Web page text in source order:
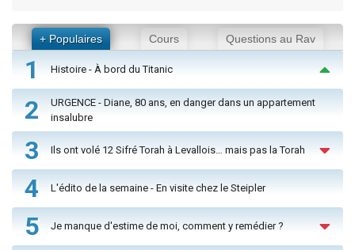
+ Populaires Cours Questions au Rav
1 Histoire - À bord du Titanic
2
URGENCE - Diane, 80 ans, en danger dans un appartement
insalubre
3 Ils ont volé 12 Sifré Torah à Levallois… mais pas la Torah
4 L'édito de la semaine - En visite chez le Steipler
5 Je manque d'estime de moi, comment y remédier ?